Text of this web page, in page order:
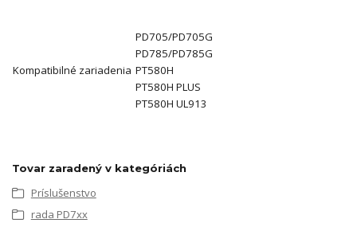
Kompatibilné zariadenia
PD705/PD705G
PD785/PD785G
PT580H
PT580H PLUS
PT580H UL913
Tovar zaradený v kategóriách
Príslušenstvo
rada PD7xx